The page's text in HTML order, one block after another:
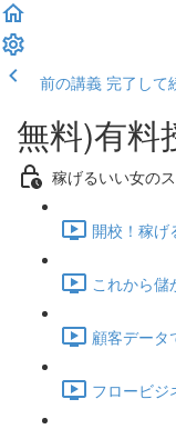
前の講義 完了して
無料)有料
稼げるいい女の
開校！稼げ
これから
顧客データ
フロービジ